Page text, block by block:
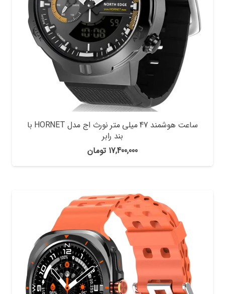
ساعت هوشمند 47 میلی متر نورث اج مدل HORNET با
بند رابر
17,400,000 تومان